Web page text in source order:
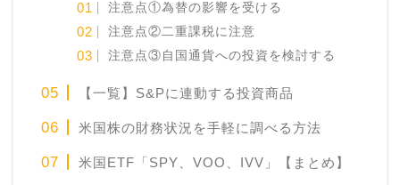
注意点①為替の影響を受ける
注意点②二重課税に注意
注意点③自国通貨への投資を検討する
【一覧】S&Pに連動する投資商品
米国株の財務状況を手軽に調べる方法
米国ETF「SPY、VOO、IVV」【まとめ】